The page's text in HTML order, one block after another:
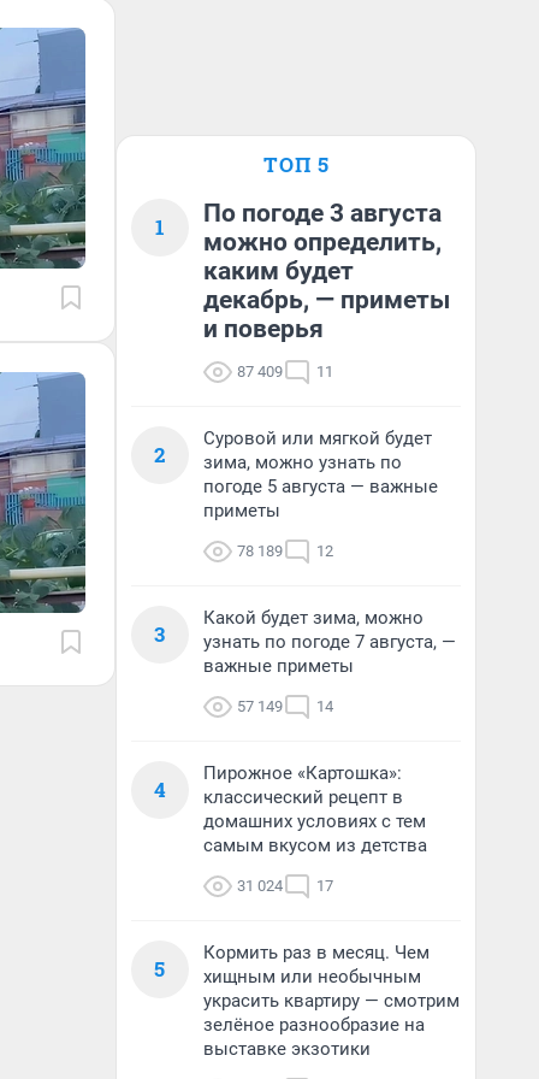
ТОП 5
1
По погоде 3 августа
можно определить,
каким будет
декабрь, — приметы
и поверья
87 409 11
2
Суровой или мягкой будет
зима, можно узнать по
погоде 5 августа — важные
приметы
78 189 12
3
Какой будет зима, можно
узнать по погоде 7 августа, —
важные приметы
57 149 14
4
Пирожное «Картошка»:
классический рецепт в
домашних условиях с тем
самым вкусом из детства
31 024 17
5
Кормить раз в месяц. Чем
хищным или необычным
украсить квартиру — смотрим
зелёное разнообразие на
выставке экзотики